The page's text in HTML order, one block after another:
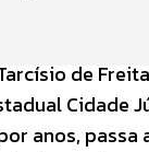
de
Cidade
anos,